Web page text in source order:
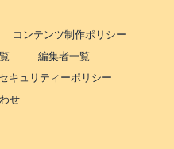
コンテンツ制作ポリシー
編集者一覧
セキュリティーポリシー
せ